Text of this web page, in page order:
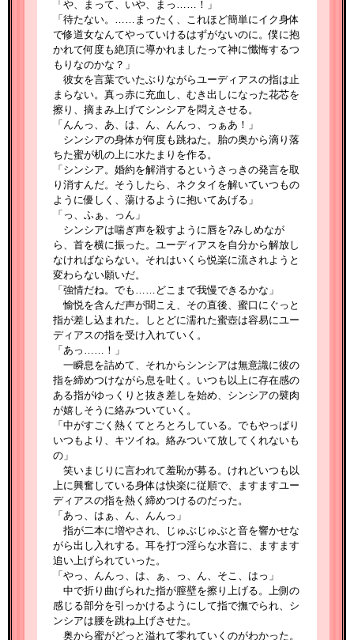
「や、まって、いや、まっ……！」
「待たない。……まったく、これほど簡単にイク身体
で修道女なんてやっていけるはずがないのに。僕に抱
かれて何度も絶頂に導かれましたって神に懺悔するつ
もりなのかな？」
彼女を言葉でいたぶりながらユーディアスの指は止
まらない。真っ赤に充血し、むき出しになった花芯を
擦り、摘まみ上げてシンシアを悶えさせる。
「んんっ、あ、は、ん、んんっ、っぁあ！」
シンシアの身体が何度も跳ねた。胎の奥から滴り落
ちた蜜が机の上に水たまりを作る。
「シンシア。婚約を解消するというさっきの発言を取
り消すんだ。そうしたら、ネクタイを解いていつもの
ように優しく、蕩けるように抱いてあげる」
「っ、ふぁ、っん」
シンシアは喘ぎ声を殺すように唇を?みしめなが
ら、首を横に振った。ユーディアスを自分から解放し
なければならない。それはいくら悦楽に流されようと
変わらない願いだ。
「強情だね。でも……どこまで我慢できるかな」
愉悦を含んだ声が聞こえ、その直後、蜜口にぐっと
指が差し込まれた。しとどに濡れた蜜壺は容易にユー
ディアスの指を受け入れていく。
「あっ……！」
一瞬息を詰めて、それからシンシアは無意識に彼の
指を締めつけながら息を吐く。いつも以上に存在感の
ある指がゆっくりと抜き差しを始め、シンシアの襞肉
が嬉しそうに絡みついていく。
「中がすごく熱くてとろとろしている。でもやっぱり
いつもより、キツイね。絡みついて放してくれないも
の」
笑いまじりに言われて羞恥が募る。けれどいつも以
上に興奮している身体は快楽に従順で、ますますユー
ディアスの指を熱く締めつけるのだった。
「あっ、はぁ、ん、んんっ」
指が二本に増やされ、じゅぶじゅぶと音を響かせな
がら出し入れする。耳を打つ淫らな水音に、ますます
追い上げられていった。
「やっ、んんっ、は、ぁ、っ、ん、そこ、はっ」
中で折り曲げられた指が膣壁を擦り上げる。上側の
感じる部分を引っかけるようにして指で撫でられ、シ
ンシアは腰を跳ね上げさせた。
奥から蜜がどっと溢れて零れていくのがわかった。